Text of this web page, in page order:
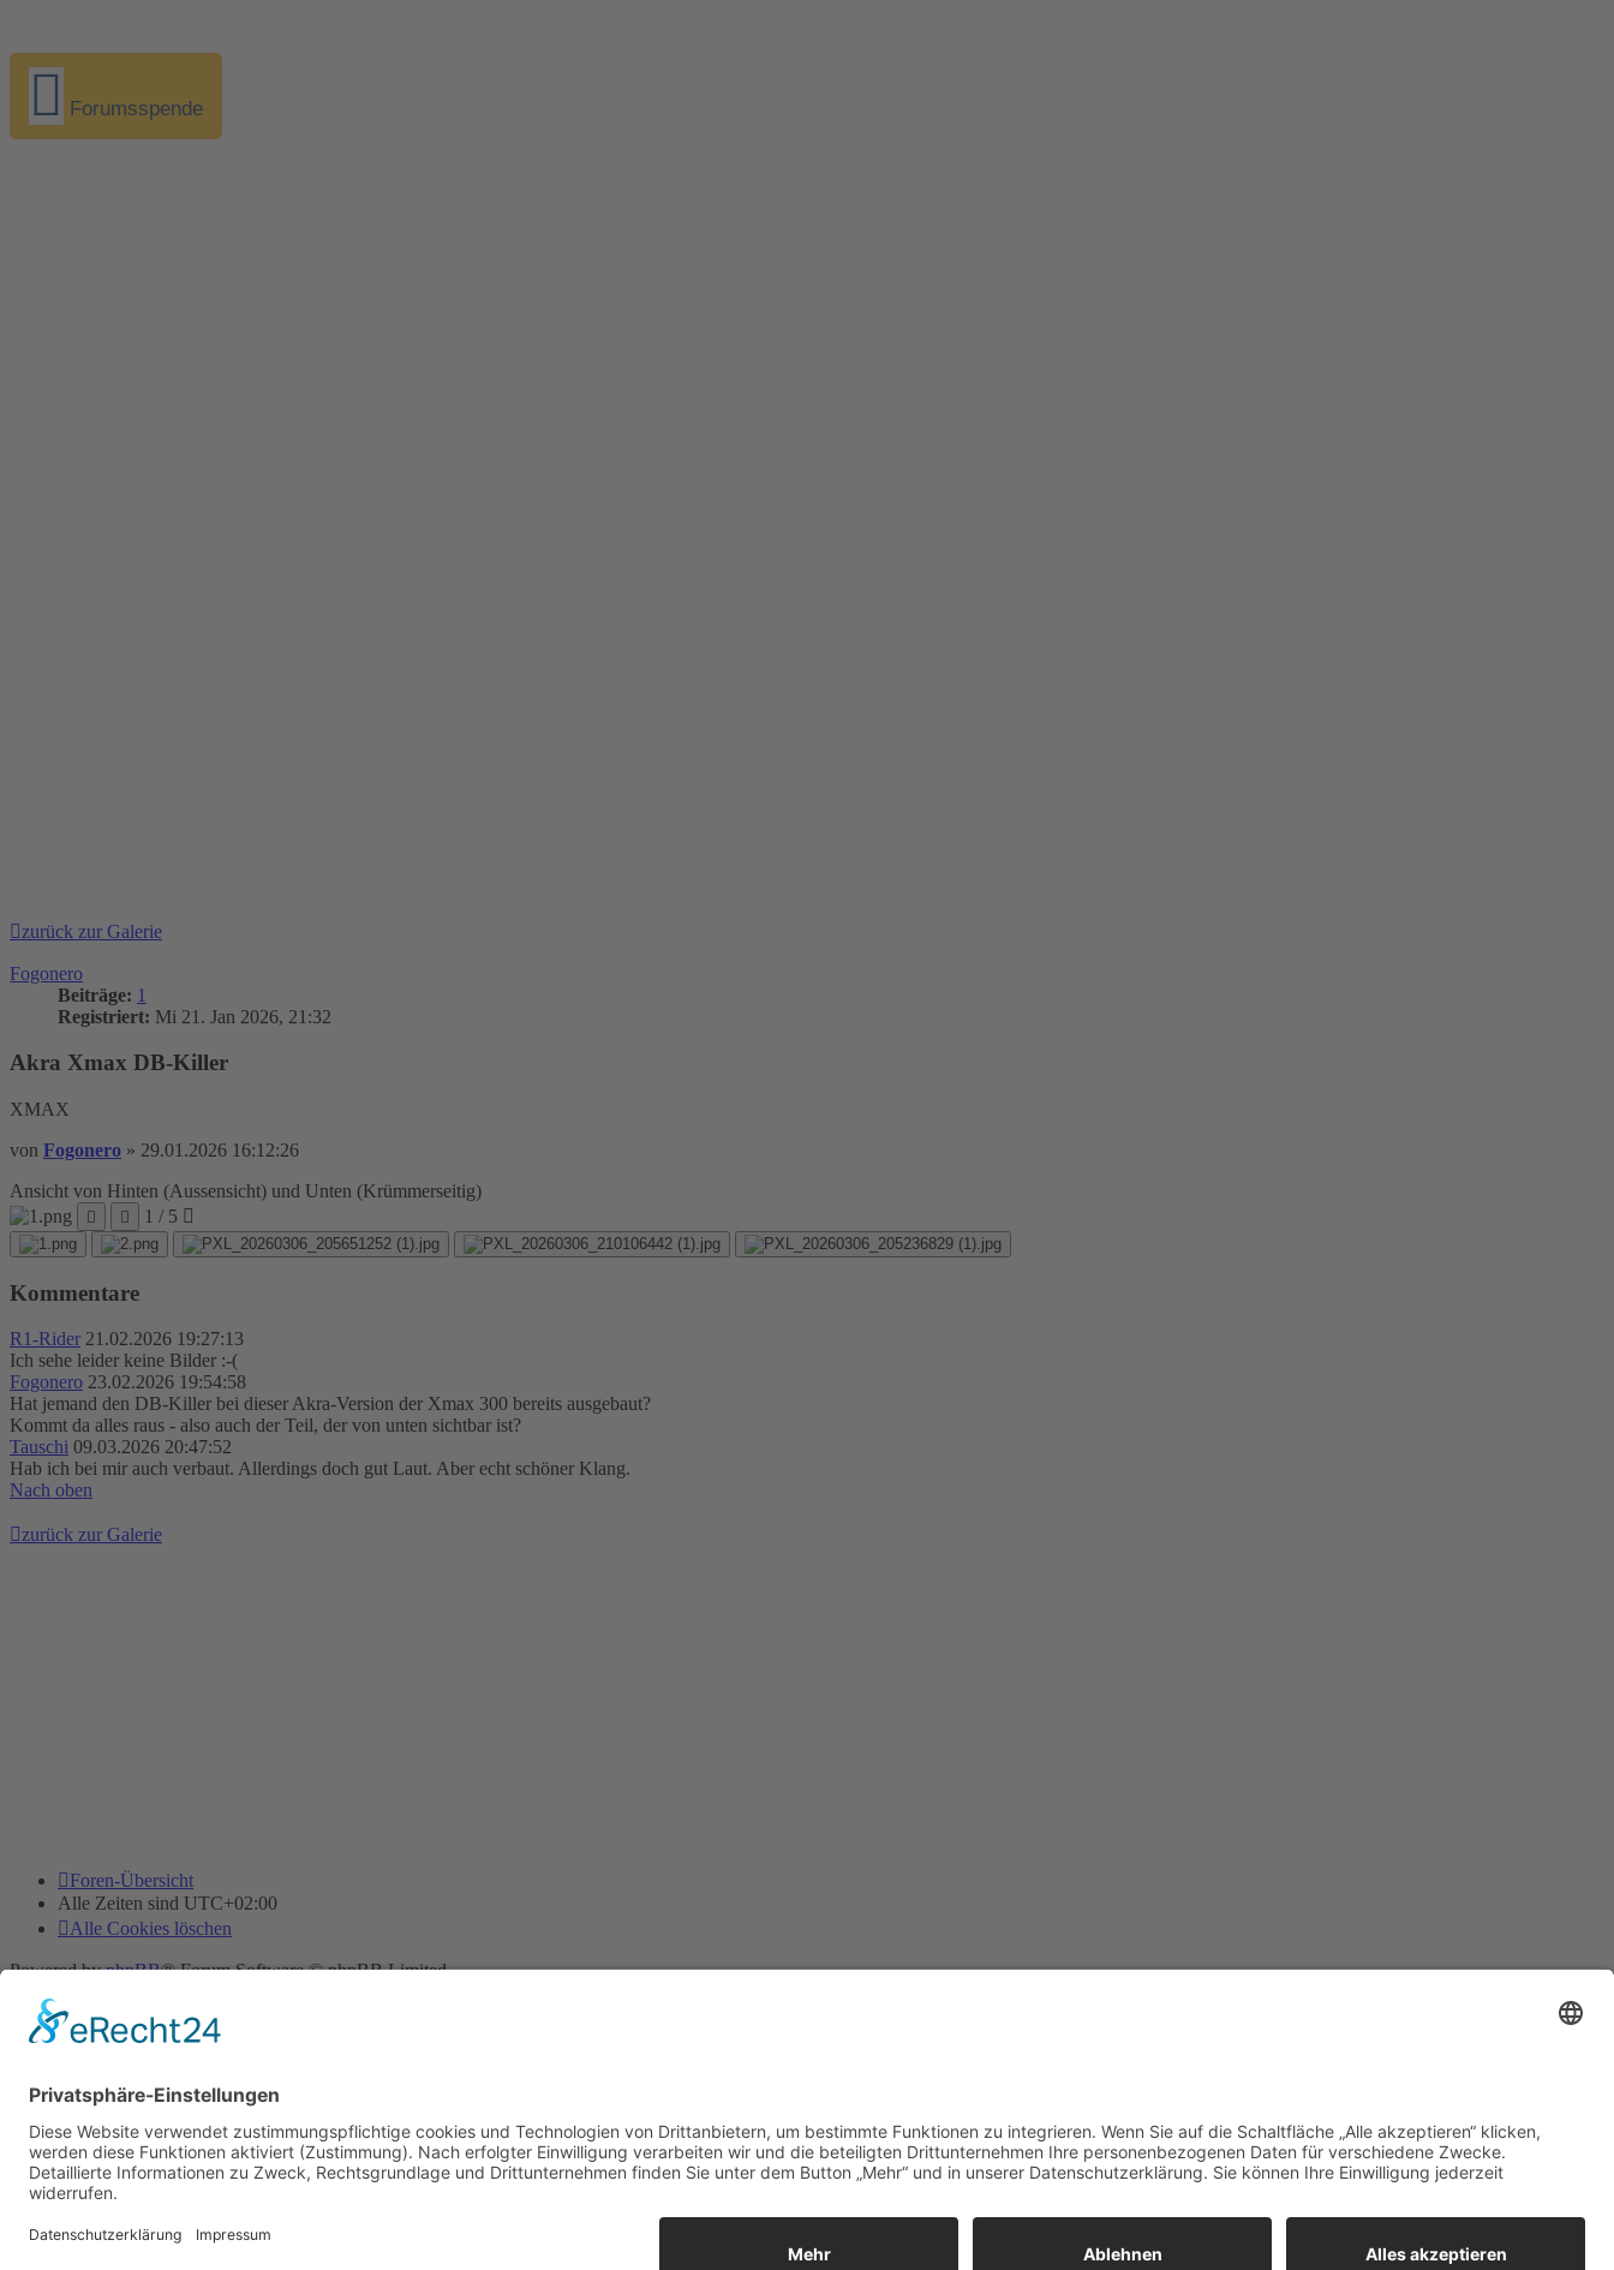
Forumsspende
zurück zur Galerie
Fogonero
Beiträge: 1
Registriert: Mi 21. Jan 2026, 21:32
Akra Xmax DB-Killer
XMAX
von Fogonero » 29.01.2026 16:12:26
Ansicht von Hinten (Aussensicht) und Unten (Krümmerseitig)
1 / 5
Kommentare
R1-Rider 21.02.2026 19:27:13
Ich sehe leider keine Bilder :-(
Fogonero 23.02.2026 19:54:58
Hat jemand den DB-Killer bei dieser Akra-Version der Xmax 300 bereits ausgebaut?
Kommt da alles raus - also auch der Teil, der von unten sichtbar ist?
Tauschi 09.03.2026 20:47:52
Hab ich bei mir auch verbaut. Allerdings doch gut Laut. Aber echt schöner Klang.
Nach oben
zurück zur Galerie
Foren-Übersicht
Alle Zeiten sind UTC+02:00
Alle Cookies löschen
Powered byphpBB® Forum Software © phpBB Limited
Deutsche Übersetzung durch
Datenschutz |Nutzungsbedingungen
Time: 0.032s| Peak Memory Usage: 11.55 MiB | GZIP: Off